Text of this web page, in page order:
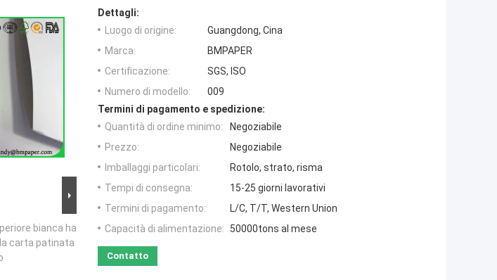
bianca ha
carta patinata
Dettagli:
Luogo di origine:
Guangdong, Cina
Marca:
BMPAPER
Certificazione:
SGS, ISO
Numero di modello:
009
Termini di pagamento e spedizione:
Quantità di ordine minimo:
Negoziabile
Prezzo:
Negoziabile
Imballaggi particolari:
Rotolo, strato, risma
Tempi di consegna:
15-25 giorni lavorativi
Termini di pagamento:
L/C, T/T, Western Union
Capacità di alimentazione:
50000tons al mese
Contatto